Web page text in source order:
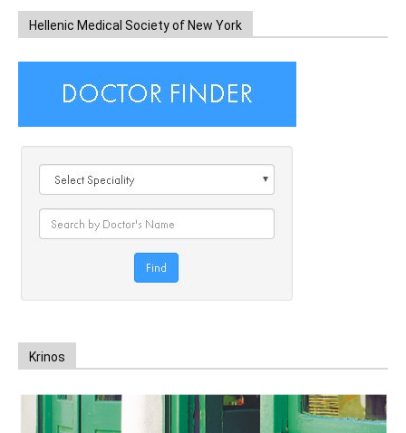
Hellenic Medical Society of New York
Krinos